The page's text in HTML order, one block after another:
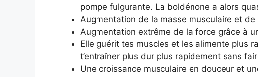
pompe fulgurante. La boldénone a alors
Augmentation de la masse musculaire et
Augmentation extrême de la force grâce à
Elle guérit tes muscles et les alimente plus
t’entraîner plus dur plus rapidement sans
Une croissance musculaire en douceur et